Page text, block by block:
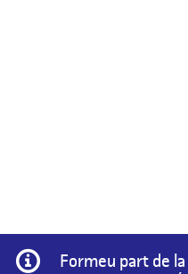
Informació
Formeu part de